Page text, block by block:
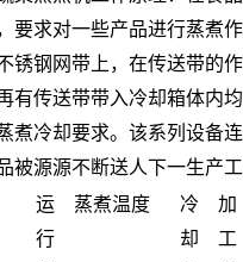
要求对一些产品进行蒸煮
锈钢网带上，在传送带的
有传送带带入冷却箱体内
煮冷却要求。该系列设备
被源源不断送人下一生产工
运
行
蒸煮温度
冷
却
加
工